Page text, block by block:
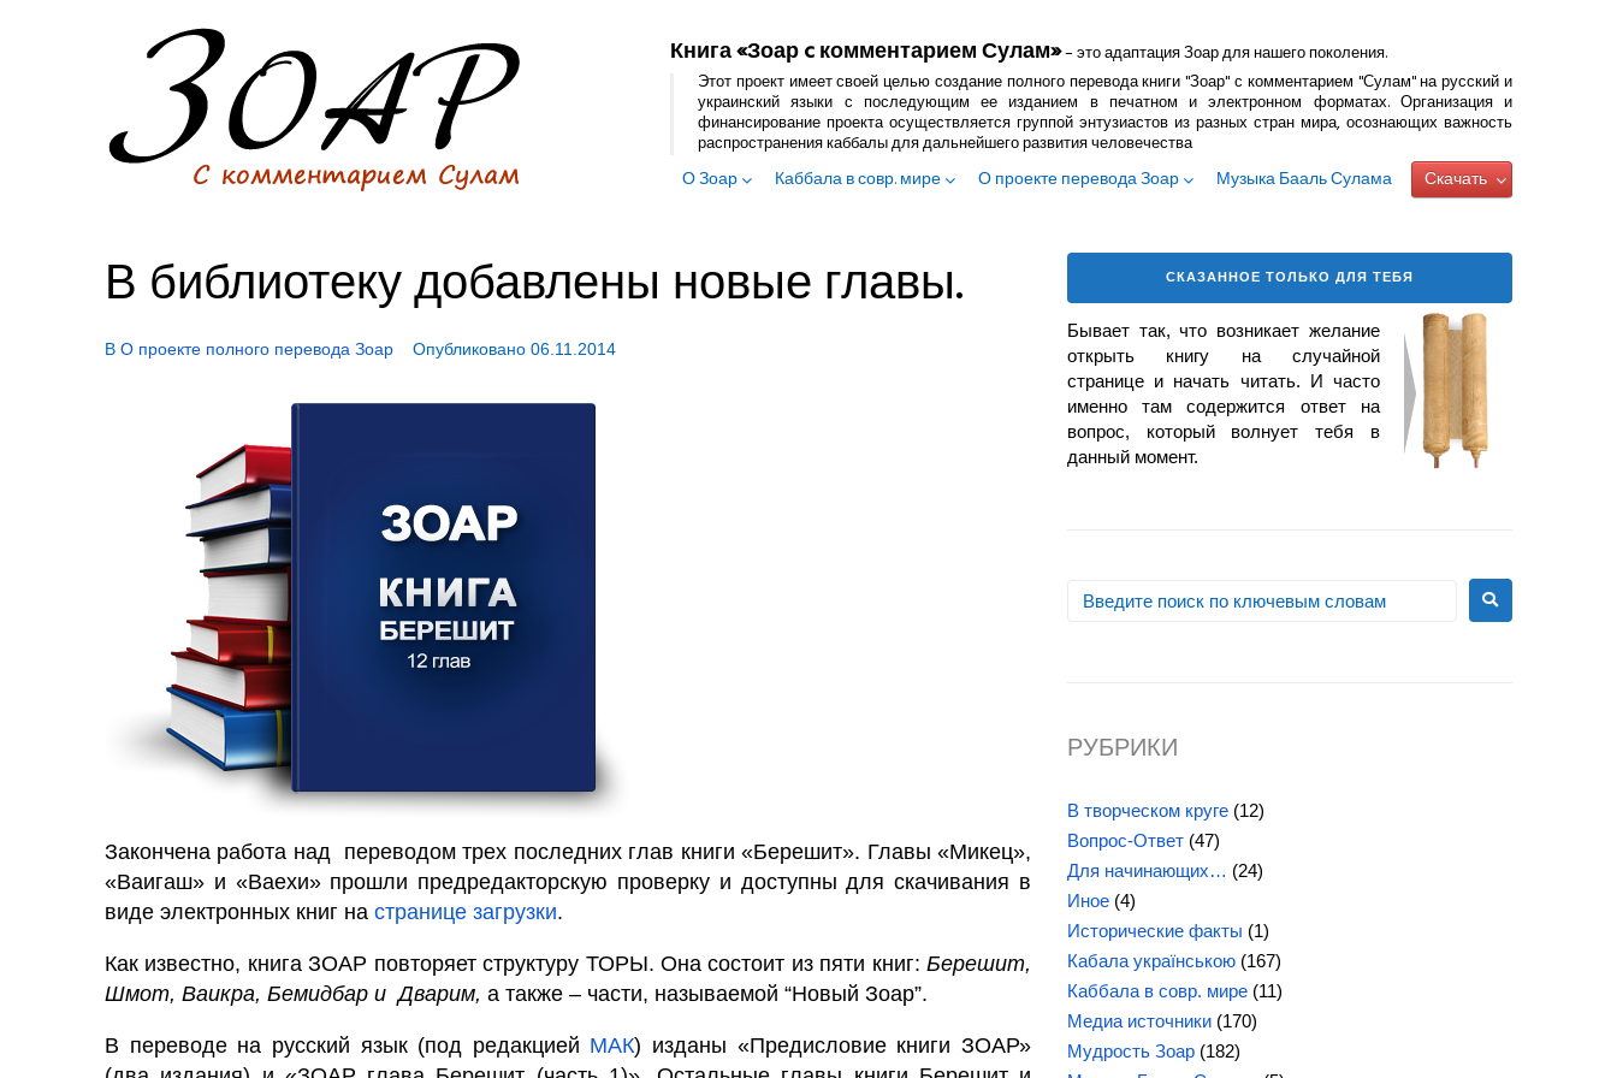
Книга «Зоар c комментарием Сулам»– это адаптация Зоар для нашего поколения.
Этот проект имеет своей целью создание полного перевода книги "Зоар" с комментарием "Сулам" на русский и
украинский языки с последующим ее изданием в печатном и электронном форматах. Организация и
финансирование проекта осуществляется группой энтузиастов из разных стран мира, осознающих важность
распространения каббалы для дальнейшего развития человечества
О Зоар Каббала в совр. мире О проекте перевода Зоар Музыка Бааль Сулама Скачать
В библиотеку добавлены новые главы.
В О проекте полного перевода Зоар Опубликовано 06.11.2014
Закончена работа над переводом трех последних глав книги «Берешит». Главы «Микец»,
«Ваигаш» и «Ваехи» прошли предредакторскую проверку и доступны для скачивания в
виде электронных книг на странице загрузки.
Как известно, книга ЗОАР повторяет структуру ТОРЫ. Она состоит из пяти книг: Берешит,
Шмот, Ваикра, Бемидбар и Дварим, а также – части, называемой “Новый Зоар”.
В переводе на русский язык (под редакцией МАК) изданы «Предисловие книги ЗОАР»
СКАЗАННОЕ ТОЛЬКО ДЛЯ ТЕБЯ
Бывает так, что возникает желание
открыть книгу на случайной
странице и начать читать. И часто
именно там содержится ответ на
вопрос, который волнует тебя в
данный момент.
РУБРИКИ
В творческом круге (12)
Вопрос-Ответ (47)
Для начинающих… (24)
Иное (4)
Исторические факты (1)
Кабала українською (167)
Каббала в совр. мире (11)
Медиа источники (170)
Мудрость Зоар (182)